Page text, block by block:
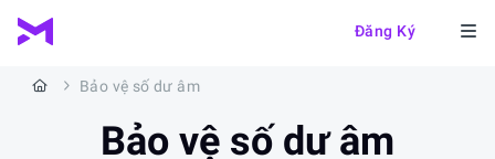
Đăng Ký
Bảo vệ số dư âm
Bảo vệ số dư âm